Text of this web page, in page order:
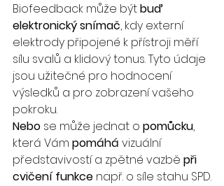
Biofeedback může být buď
elektronický snímač, kdy externí
elektrody připojené k přístroji měří
sílu svalů a klidový tonus. Tyto údaje
jsou užitečné pro hodnocení
výsledků a pro zobrazení vašeho
pokroku.
Nebo se může jednat o pomůcku,
která Vám pomáhá vizuální
představivostí a zpětné vazbě při
cvičení funkce např. o síle stahu SPD.